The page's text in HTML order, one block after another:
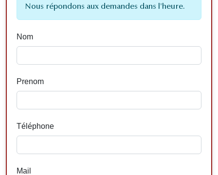
Nous répondons aux demandes dans l'heure.
Nom
Prenom
Téléphone
Mail